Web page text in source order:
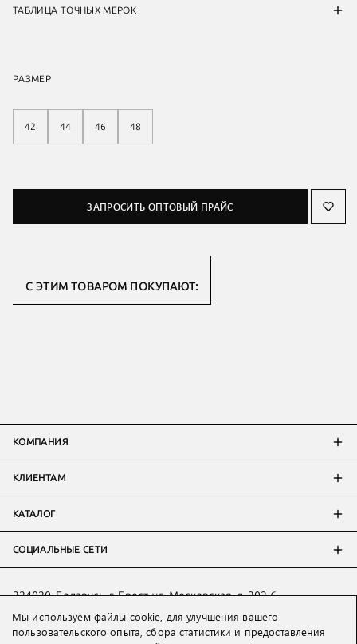
ТАБЛИЦА ТОЧНЫХ МЕРОК
РАЗМЕР
42 44 46 48
ЗАПРОСИТЬ ОПТОВЫЙ ПРАЙС
С ЭТИМ ТОВАРОМ ПОКУПАЮТ:
КОМПАНИЯ
КЛИЕНТАМ
КАТАЛОГ
СОЦИАЛЬНЫЕ СЕТИ
224020, Беларусь, г. Брест, ул. Московская, д. 202-6
Тел:+7 993 398 36 60(WhatsApp
Тел:+375 29 205 80 10( WhatsApp,Viber)
Мы используем файлы cookie, для улучшения вашего
пользовательского опыта, сбора статистики и предоставления